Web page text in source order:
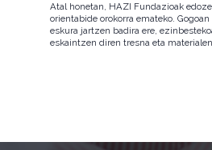
Atal honetan, HAZI Fundazioak
orientabide orokorra emateko.
eskura jartzen badira ere,
eskaintzen diren tresna eta